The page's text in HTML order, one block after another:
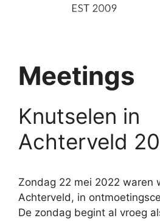
Meetings
Knutselen in
Achterveld
Zondag 22 mei 2022 waren
Achterveld, in
De zondag begint al vroeg